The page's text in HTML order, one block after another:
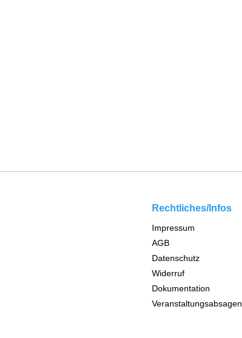
Rechtliches/Infos
Impressum
AGB
Datenschutz
Widerruf
Dokumentation
Veranstaltungsabsagen